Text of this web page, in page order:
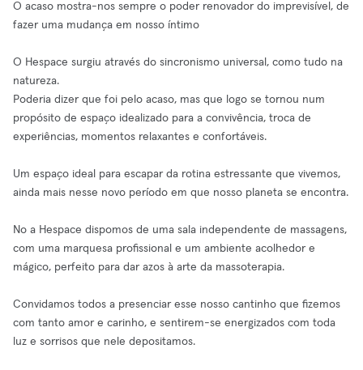
O acaso mostra-nos sempre o poder renovador do imprevisível, de
fazer uma mudança em nosso íntimo
O Hespace surgiu através do sincronismo universal, como tudo na
natureza.
Poderia dizer que foi pelo acaso, mas que logo se tornou num
propósito de espaço idealizado para a convivência, troca de
experiências, momentos relaxantes e confortáveis.
Um espaço ideal para escapar da rotina estressante que vivemos,
ainda mais nesse novo período em que nosso planeta se encontra.
No a Hespace dispomos de uma sala independente de massagens,
com uma marquesa profissional e um ambiente acolhedor e
mágico, perfeito para dar azos à arte da massoterapia.
Convidamos todos a presenciar esse nosso cantinho que fizemos
com tanto amor e carinho, e sentirem-se energizados com toda
luz e sorrisos que nele depositamos.